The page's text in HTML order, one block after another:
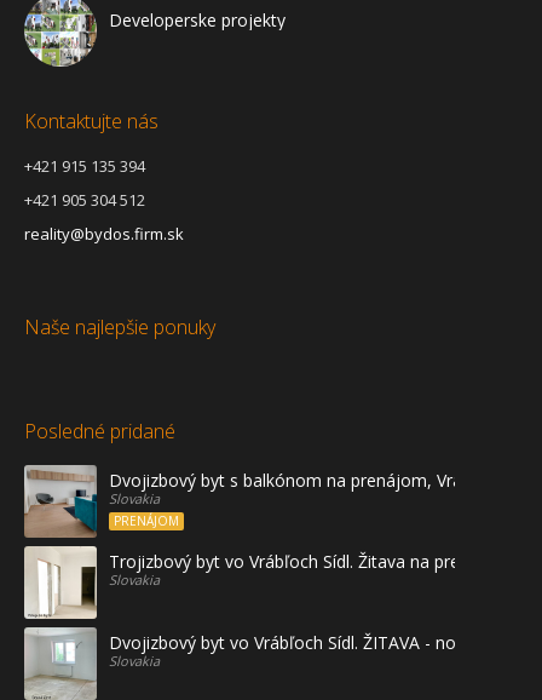
Developerske projekty
Kontaktujte nás
+421 915 135 394
+421 905 304 512
reality@bydos.firm.sk
Naše najlepšie ponuky
Posledné pridané
Dvojizbový byt s balkónom na prenájom, Vráble
Slovakia
PRENÁJOM
Trojizbový byt vo Vrábľoch Sídl. Žitava na predaj - prvé
Slovakia
Dvojizbový byt vo Vrábľoch Sídl. ŽITAVA - novostavba
Slovakia